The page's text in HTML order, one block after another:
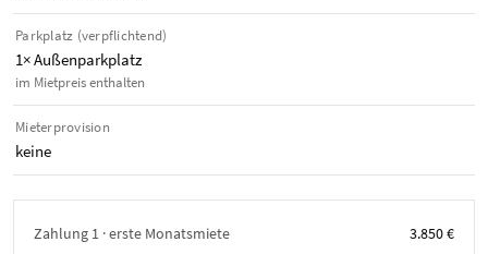
Parkplatz (verpflichtend)
1× Außenparkplatz
im Mietpreis enthalten
Mieterprovision
keine
Zahlung 1 · erste Monatsmiete
3.850 €